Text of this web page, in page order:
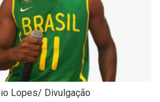
Lopes/ Divulgação